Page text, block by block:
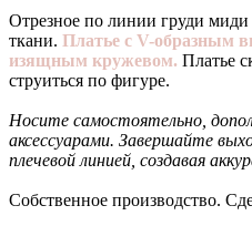
Отрезное по линии груди миди
ткани. Платье с V-образным
изящным кружевом. Платье
струиться по фигуре.
Носите самостоятельно,
аксессуарами. Завершайте
плечевой линией, создавая
Собственное производство.